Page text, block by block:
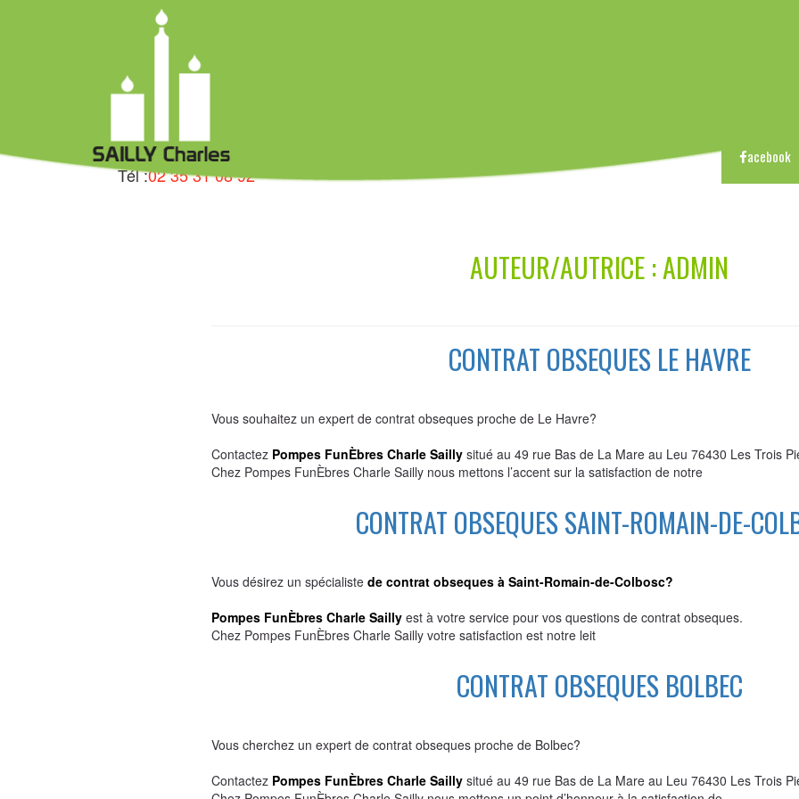
49 Rue Bas de La Mare au Leu 76430 Les Trois Pierres
Tél :02 35 31 08 92
acebook
AUTEUR/AUTRICE :ADMIN
CONTRAT OBSEQUES LE HAVRE
Vous souhaitez un expert de contrat obseques proche de Le Havre?
Contactez Pompes FunÈbres Charle Sailly situé au 49 rue Bas de La Mare au Leu 76430 Les Trois
Chez Pompes FunÈbres Charle Sailly nous mettons l’accent sur la satisfaction de notre
CONTRAT OBSEQUES SAINT-ROMAIN-DE-
Vous désirez un spécialiste de contrat obseques à Saint-Romain-de-Colbosc?
Pompes FunÈbres Charle Sailly est à votre service pour vos questions de contrat obseques.
Chez Pompes FunÈbres Charle Sailly votre satisfaction est notre leit
CONTRAT OBSEQUES BOLBEC
Vous cherchez un expert de contrat obseques proche de Bolbec?
Contactez Pompes FunÈbres Charle Sailly situé au 49 rue Bas de La Mare au Leu 76430 Les Trois